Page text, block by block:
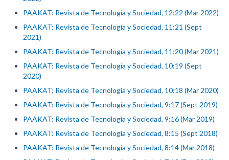
PAAKAT: Revista de Tecnología y Sociedad, 12:22 (Mar 2022)
PAAKAT: Revista de Tecnología y Sociedad, 11:21 (Sept
2021)
PAAKAT: Revista de Tecnología y Sociedad, 11:20 (Mar 2021)
PAAKAT: Revista de Tecnología y Sociedad, 10:19 (Sept
2020)
PAAKAT: Revista de Tecnología y Sociedad, 10:18 (Mar 2020)
PAAKAT: Revista de Tecnología y Sociedad, 9:17 (Sept 2019)
PAAKAT: Revista de Tecnología y Sociedad, 9:16 (Mar 2019)
PAAKAT: Revista de Tecnología y Sociedad, 8:15 (Sept 2018)
PAAKAT: Revista de Tecnología y Sociedad, 8:14 (Mar 2018)